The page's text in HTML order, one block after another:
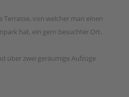
von welcher man einen
hat, ein gern besuchter Ort.
über zwei geräumige Aufzüge